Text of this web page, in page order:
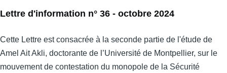
Lettre d'information n° 36 - octobre 2024
Cette Lettre est consacrée à la seconde partie de l'étude de
Amel Ait Akli, doctorante de l’Université de Montpellier, sur le
mouvement de contestation du monopole de la Sécurité